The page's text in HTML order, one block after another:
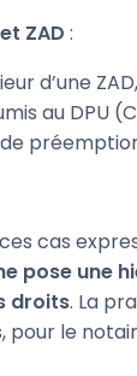
ZAD :
d’une
au DPU
cas
pose une
droits. La
pour le